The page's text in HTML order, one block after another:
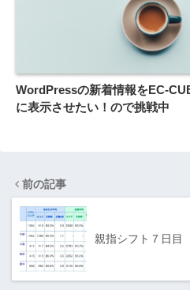
WordPressの新着情報をEC-
に表示させたい！ので挑戦中
前の記事
親指シフト７日目